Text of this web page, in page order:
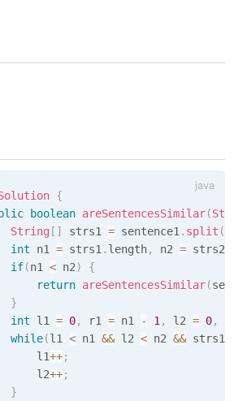
{
boolean areSentencesSimilar(String
String [ ] strs1 = sentence1. split (
int n1 = strs1. length, n2 = strs2
if(n1 < n2)
{
return areSentencesSimilar(
}
int l1 = 0, r1 = n1 - 1, l2 = 0,
while(l1 < n1 && l2 < n2 && strs1
l1
++;
l2
++;
}